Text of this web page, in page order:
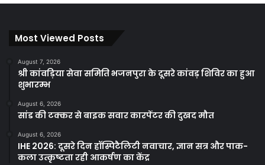
Most Viewed Posts
August 7, 2026
श्री कांवड़िया सेवा समिति भजनपुरा के दूसरे कांवड़ शिविर का हुआ
शुभारम्भ
August 6, 2026
सांड की टक्कर से बाइक सवार कारपेंटर की दुखद मौत
August 6, 2026
IHE 2026: दूसरे दिन हॉस्पिटैलिटी नवाचार, ज्ञान सत्र और पाक-
कला उत्कृष्टता रही आकर्षण का केंद्र